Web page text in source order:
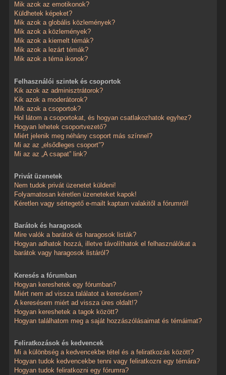
Mik azok az emotikonok?
Küldhetek képeket?
Mik azok a globális közlemények?
Mik azok a közlemények?
Mik azok a kiemelt témák?
Mik azok a lezárt témák?
Mik azok a téma ikonok?
Felhasználói szintek és csoportok
Kik azok az adminisztrátorok?
Kik azok a moderátorok?
Mik azok a csoportok?
Hol látom a csoportokat, és hogyan csatlakozhatok egyhez?
Hogyan lehetek csoportvezető?
Miért jelenik meg néhány csoport más színnel?
Mi az az „elsődleges csoport”?
Mi az az „A csapat” link?
Privát üzenetek
Nem tudok privát üzenetet küldeni!
Folyamatosan kéretlen üzeneteket kapok!
Kéretlen vagy sértegető e-mailt kaptam valakitől a fórumról!
Barátok és haragosok
Mire valók a barátok és haragosok listák?
Hogyan adhatok hozzá, illetve távolíthatok el felhasználókat a
barátok vagy haragosok listáról?
Keresés a fórumban
Hogyan kereshetek egy fórumban?
Miért nem ad vissza találatot a keresésem?
A keresésem miért ad vissza üres oldalt!?
Hogyan kereshetek a tagok között?
Hogyan találhatom meg a saját hozzászólásaimat és témáimat?
Feliratkozások és kedvencek
Mi a különbség a kedvencekbe tétel és a feliratkozás között?
Hogyan tudok kedvencekbe tenni vagy feliratkozni egy témára?
Hogyan tudok feliratkozni egy fórumra?